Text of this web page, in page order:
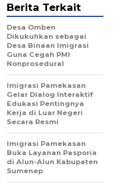
Berita Terkait
Desa Omben
Dikukuhkan sebagai
Desa Binaan Imigrasi
Guna Cegah PMI
Nonprosedural
Imigrasi Pamekasan
Gelar Dialog Interaktif
Edukasi Pentingnya
Kerja di Luar Negeri
Secara Resmi
Imigrasi Pamekasan
Buka Layanan Pasporia
di Alun-Alun Kabupaten
Sumenep